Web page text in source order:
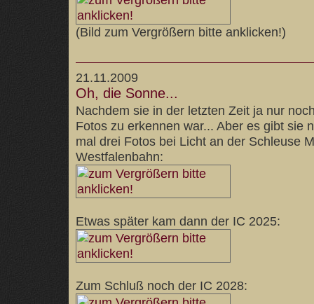
(Bild zum Vergrößern bitte anklicken!)
21.11.2009
Oh, die Sonne...
Nachdem sie in der letzten Zeit ja nur
Fotos zu erkennen war... Aber es gibt sie
mal drei Fotos bei Licht an der Schleuse
Westfalenbahn:
Etwas später kam dann der IC 2025:
Zum Schluß noch der IC 2028: